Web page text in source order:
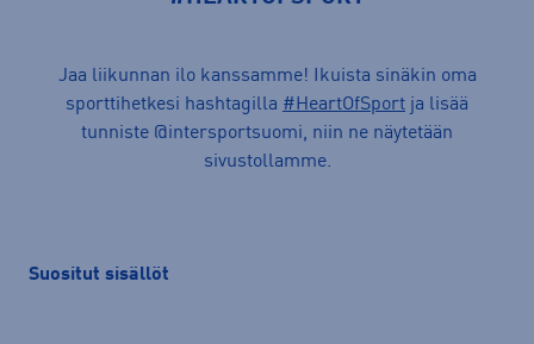
Jaa liikunnan ilo kanssamme! Ikuista sinäkin oma
sporttihetkesi hashtagilla #HeartOfSport ja lisää
tunniste @intersportsuomi, niin ne näytetään
sivustollamme.
Suositut sisällöt